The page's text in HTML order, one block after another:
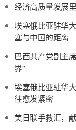
经济高质量发展里
埃塞俄比亚驻华
塞与中国的距离
巴西共产党副主
界”
埃塞俄比亚驻华
往愈发紧密
美日联手救汇，